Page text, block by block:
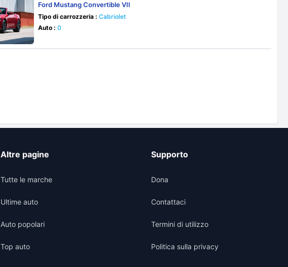
Ford Mustang Convertible VII
Tipo di carrozzeria : Cabriolet
Auto : 0
Altre pagine
Tutte le marche
Ultime auto
Auto popolari
Top auto
Supporto
Dona
Contattaci
Termini di utilizzo
Politica sulla privacy